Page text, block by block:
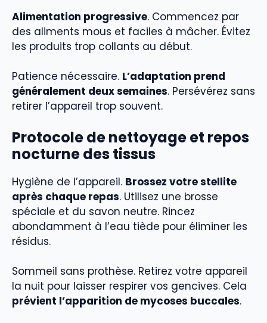
Alimentation progressive. Commencez par
des aliments mous et faciles à mâcher. Évitez
les produits trop collants au début.
Patience nécessaire. L’adaptation prend
généralement deux semaines. Persévérez sans
retirer l’appareil trop souvent.
Protocole de nettoyage et repos
nocturne des tissus
Hygiène de l’appareil. Brossez votre stellite
après chaque repas. Utilisez une brosse
spéciale et du savon neutre. Rincez
abondamment à l’eau tiède pour éliminer les
résidus.
Sommeil sans prothèse. Retirez votre appareil
la nuit pour laisser respirer vos gencives. Cela
prévient l’apparition de mycoses buccales.